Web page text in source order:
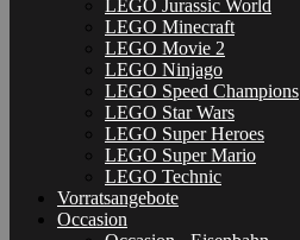
LEGO Jurassic World
LEGO Minecraft
LEGO Movie 2
LEGO Ninjago
LEGO Speed Champions
LEGO Star Wars
LEGO Super Heroes
LEGO Super Mario
LEGO Technic
Vorratsangebote
Occasion